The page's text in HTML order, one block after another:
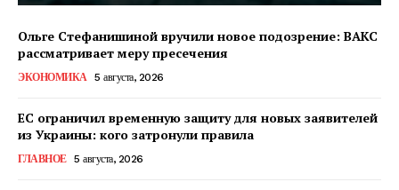
Ольге Стефанишиной вручили новое подозрение: ВАКС
рассматривает меру пресечения
ЭКОНОМИКА 5 августа, 2026
ЕС ограничил временную защиту для новых заявителей
из Украины: кого затронули правила
ГЛАВНОЕ 5 августа, 2026